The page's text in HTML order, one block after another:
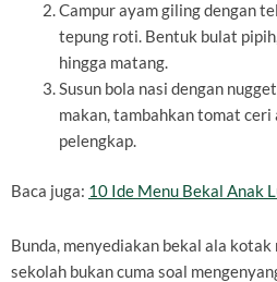
Campur ayam giling dengan
tepung roti. Bentuk bulat
hingga matang.
Susun bola nasi dengan
makan, tambahkan tomat ceri
pelengkap.
Baca juga: 10 Ide Menu Bekal Anak
Bunda, menyediakan bekal ala
sekolah bukan cuma soal